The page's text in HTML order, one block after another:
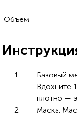
Объем
Базовый
Вдохните
плотно —
Маска: